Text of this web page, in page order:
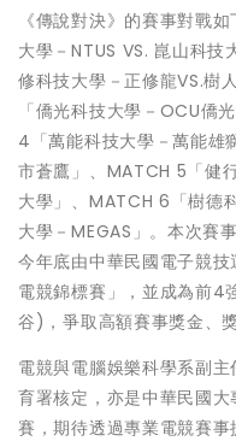
《傳說對決》的賽事對戰
大學－NTUS VS. 崑山科
修科技大學－正修龍VS.樹
「僑光科技大學－OCU僑
4「萬能科技大學－萬能雄
市蒼鷹」、MATCH 5「健
大學」、MATCH 6「樹德
大學－MEGAS」。本次賽
今年底由中華民國電子競
電競錦標賽」，並成為前4
谷)，爭取高額賽事獎金、
電競與電腦娛樂科學系副
育署核定，亦是中華民國
賽，期待透過專業電競賽